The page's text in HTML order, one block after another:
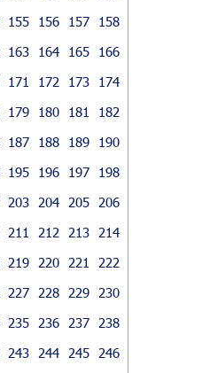
155 156 157
158
163 164 165
166
171 172 173
174
179 180 181
182
187 188 189
190
195 196 197
198
203 204 205
206
211 212 213
214
219 220 221
222
227 228 229
230
235 236 237
238
243 244 245
246